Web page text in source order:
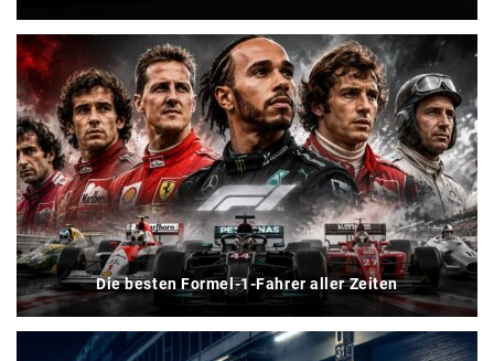
Die besten Formel-1-Fahrer aller Zeiten